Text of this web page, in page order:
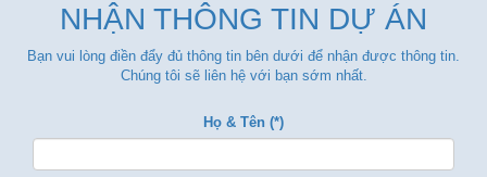
NHẬN THÔNG TIN DỰ ÁN
Bạn vui lòng điền đẩy đủ thông tin bên dưới để nhận được thông tin.
Chúng tôi sẽ liên hệ với bạn sớm nhất.
Họ & Tên (*)